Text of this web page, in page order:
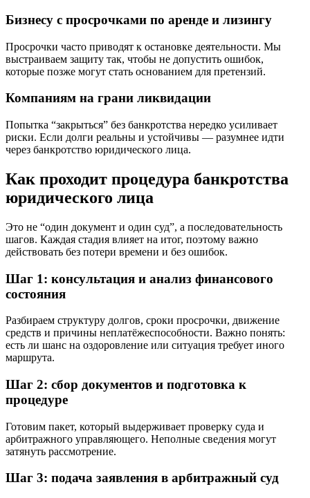
Бизнесу с просрочками по аренде и лизингу
Просрочки часто приводят к остановке деятельности. Мы
выстраиваем защиту так, чтобы не допустить ошибок,
которые позже могут стать основанием для претензий.
Компаниям на грани ликвидации
Попытка “закрыться” без банкротства нередко усиливает
риски. Если долги реальны и устойчивы — разумнее идти
через банкротство юридического лица.
Как проходит процедура банкротства
юридического лица
Это не “один документ и один суд”, а последовательность
шагов. Каждая стадия влияет на итог, поэтому важно
действовать без потери времени и без ошибок.
Шаг 1: консультация и анализ финансового
состояния
Разбираем структуру долгов, сроки просрочки, движение
средств и причины неплатёжеспособности. Важно понять:
есть ли шанс на оздоровление или ситуация требует иного
маршрута.
Шаг 2: сбор документов и подготовка к
процедуре
Готовим пакет, который выдерживает проверку суда и
арбитражного управляющего. Неполные сведения могут
затянуть рассмотрение.
Шаг 3: подача заявления в арбитражный суд